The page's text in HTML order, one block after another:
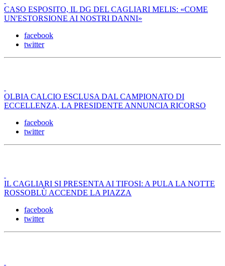
CASO ESPOSITO, IL DG DEL CAGLIARI MELIS: «COME
UN'ESTORSIONE AI NOSTRI DANNI»
facebook
twitter
OLBIA CALCIO ESCLUSA DAL CAMPIONATO DI
ECCELLENZA, LA PRESIDENTE ANNUNCIA RICORSO
facebook
twitter
IL CAGLIARI SI PRESENTA AI TIFOSI: A PULA LA NOTTE
ROSSOBLÙ ACCENDE LA PIAZZA
facebook
twitter